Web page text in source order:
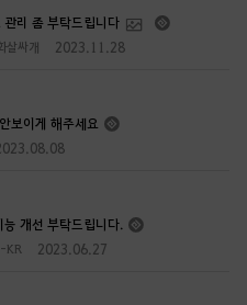
관리 좀 부탁드립니다
살싸개 2023.11.28
보이게 해주세요
능 개선 부탁드립니다.
KR 2023.06.27